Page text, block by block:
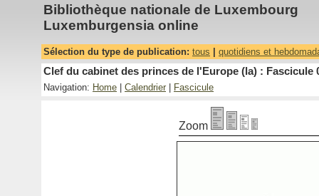
Bibliothèque nationale de Luxembourg
Luxemburgensia online
Sélection du type de publication: tous quotidiens et
Clef du cabinet des princes de l'Europe (la) : Fascicule
Navigation: Home Calendrier Fascicule
Zoom